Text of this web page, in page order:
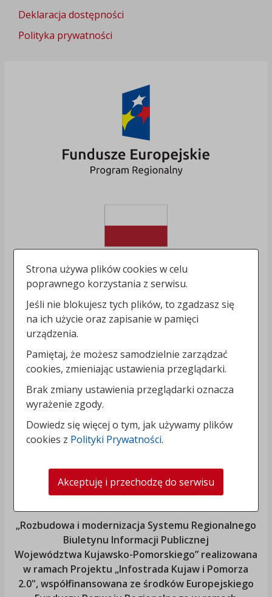
Deklaracja dostępności
Polityka prywatności
„Rozbudowa i modernizacja Systemu Regionalnego
Biuletynu Informacji Publicznej
Województwa Kujawsko-Pomorskiego” realizowana
w ramach Projektu „Infostrada Kujaw i Pomorza
2.0", współfinansowana ze środków Europejskiego
Strona używa plików cookies w celu
poprawnego korzystania z serwisu.
Jeśli nie blokujesz tych plików, to zgadzasz się
na ich użycie oraz zapisanie w pamięci
urządzenia.
Pamiętaj, że możesz samodzielnie zarządzać
cookies, zmieniając ustawienia przeglądarki.
Brak zmiany ustawienia przeglądarki oznacza
wyrażenie zgody.
Dowiedz się więcej o tym, jak używamy plików
cookies z Polityki Prywatności.
Akceptuję i przechodzę do serwisu